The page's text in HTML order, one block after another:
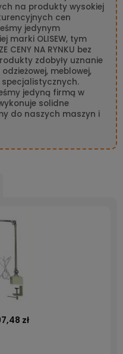
na produkty wysokiej
cen
jedynym
marki OLISEW, tym
CENY NA RYNKU bez
zdobyły uznanie
meblowej,
jedyną firmą w
solidne
do naszych maszyn i
zł